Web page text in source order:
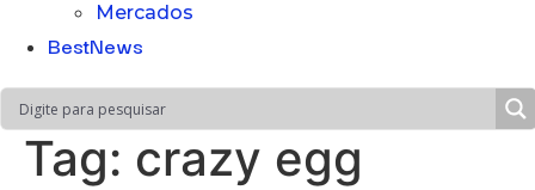
Mercados
BestNews
Tag: crazy egg